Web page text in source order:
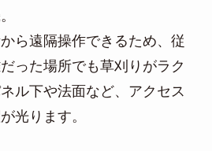
ら遠隔操作できるため、従
った場所でも草刈りがラク
ル下や法面など、アクセス
光ります。